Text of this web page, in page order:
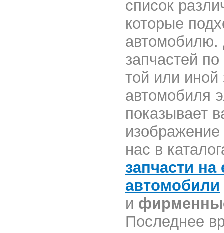
список
которые
автомобилю.
запчастей
той или
автомобиля
показывает
нас в
запчасти на
автомобили
и
Последнее